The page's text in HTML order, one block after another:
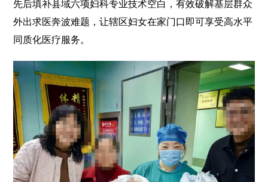
先后填补县域六项妇科专业技术空白，有效破解基层群众
外出求医奔波难题，让辖区妇女在家门口即可享受高水平
同质化医疗服务。